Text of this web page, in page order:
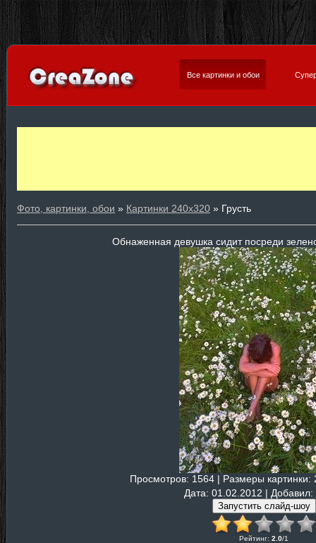
Все картинки и обои
Фото, картинки, обои » Картинки 240х320 » Грусть
Обнаженная девушка сидит посреди
Просмотров: 1564 | Размеры картинки:
Дата: 01.02.2012 | Добавил:
Рейтинг: 2.0/1